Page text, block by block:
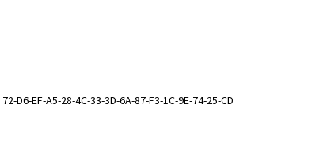
72-D6-EF-A5-28-4C-33-3D-6A-87-F3-1C-9E-74-25-CD